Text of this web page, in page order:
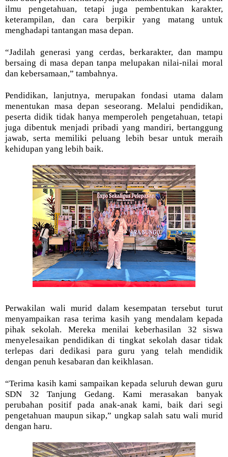
ilmu pengetahuan, tetapi juga pembentukan karakter,
keterampilan, dan cara berpikir yang matang untuk
menghadapi tantangan masa depan.
“Jadilah generasi yang cerdas, berkarakter, dan mampu
bersaing di masa depan tanpa melupakan nilai-nilai moral
dan kebersamaan,” tambahnya.
Pendidikan, lanjutnya, merupakan fondasi utama dalam
menentukan masa depan seseorang. Melalui pendidikan,
peserta didik tidak hanya memperoleh pengetahuan, tetapi
juga dibentuk menjadi pribadi yang mandiri, bertanggung
jawab, serta memiliki peluang lebih besar untuk meraih
kehidupan yang lebih baik.
Perwakilan wali murid dalam kesempatan tersebut turut
menyampaikan rasa terima kasih yang mendalam kepada
pihak sekolah. Mereka menilai keberhasilan 32 siswa
menyelesaikan pendidikan di tingkat sekolah dasar tidak
terlepas dari dedikasi para guru yang telah mendidik
dengan penuh kesabaran dan keikhlasan.
“Terima kasih kami sampaikan kepada seluruh dewan guru
SDN 32 Tanjung Gedang. Kami merasakan banyak
perubahan positif pada anak-anak kami, baik dari segi
pengetahuan maupun sikap,” ungkap salah satu wali murid
dengan haru.